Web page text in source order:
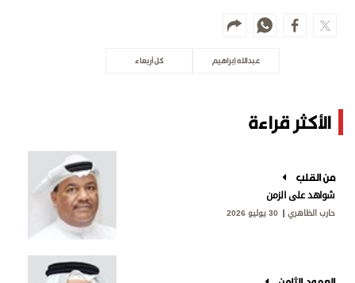
عبدالله إبراهيم كل أربعاء
الأكثر قراءة
من القلب
شواهد على الزمن
حارب الظاهري 30 يوليو 2026